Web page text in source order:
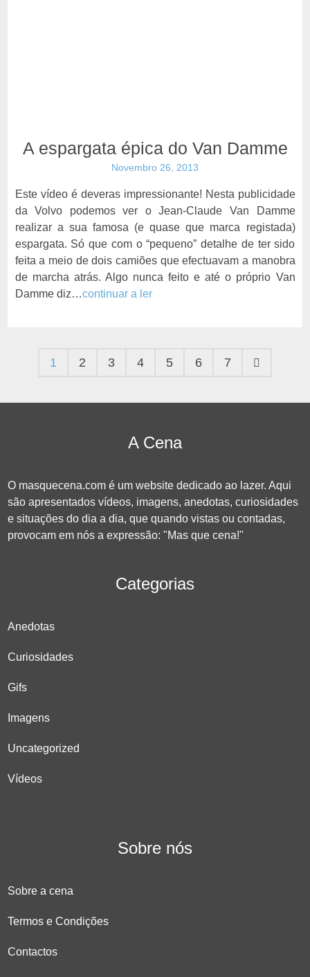
A espargata épica do Van Damme
Novembro 26, 2013
Este vídeo é deveras impressionante! Nesta publicidade
da Volvo podemos ver o Jean-Claude Van Damme
realizar a sua famosa (e quase que marca registada)
espargata. Só que com o “pequeno” detalhe de ter sido
feita a meio de dois camiões que efectuavam a manobra
de marcha atrás. Algo nunca feito e até o próprio Van
Damme diz…continuar a ler
1 2 3 4 5 6 7
A Cena
O masquecena.com é um website dedicado ao lazer. Aqui
são apresentados vídeos, imagens, anedotas, curiosidades
e situações do dia a dia, que quando vistas ou contadas,
provocam em nós a expressão: "Mas que cena!"
Categorias
Anedotas
Curiosidades
Gifs
Imagens
Uncategorized
Vídeos
Sobre nós
Sobre a cena
Termos e Condições
Contactos